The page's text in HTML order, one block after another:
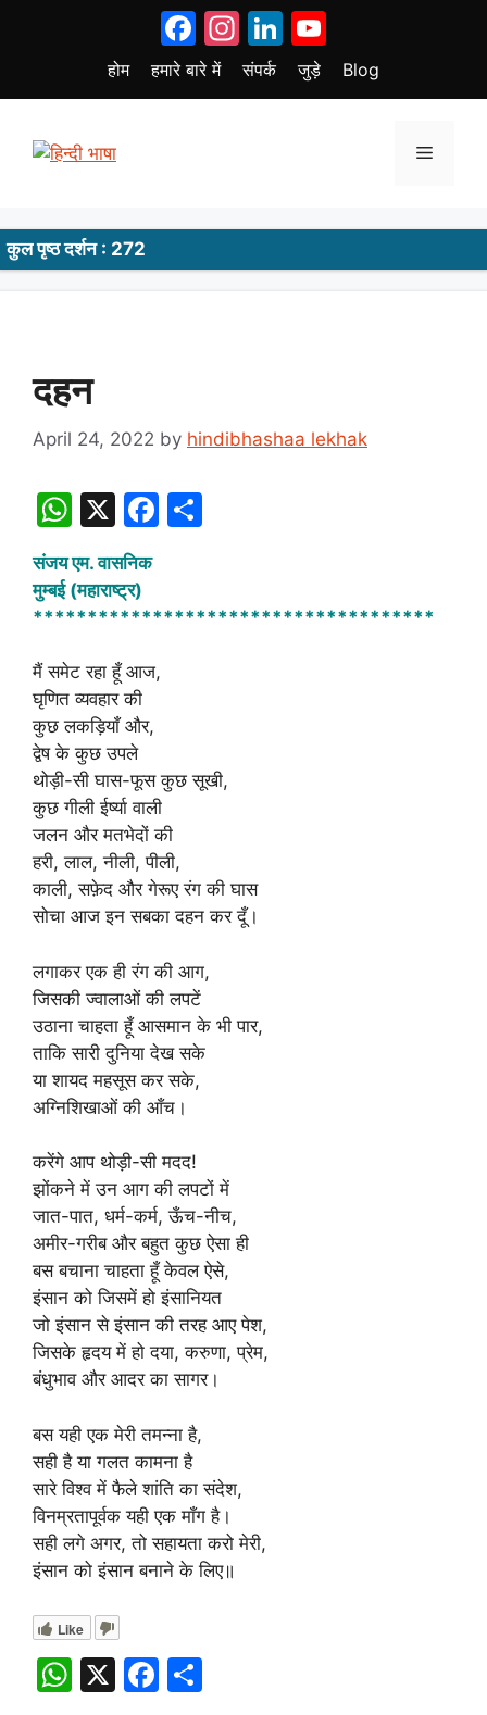
Facebook
Instagram
LinkedIn
होम हमारे बारे में संपर्क जुड़े Blog
Menu
कुल पृष्ठ दर्शन : 272
दहन
April 24, 2022 by hindibhashaa lekhak
W
at
s
p
p
X
F
e
o
e
संजय एम. वासनिक
मुम्बई (महाराष्ट्र)
*************************************
मैं समेट रहा हूँ आज,
घृणित व्यवहार की
कुछ लकड़ियाँ और,
द्वेष के कुछ उपले
थोड़ी-सी घास-फूस कुछ सूखी,
कुछ गीली ईर्ष्या वाली
जलन और मतभेदों की
हरी, लाल, नीली, पीली,
काली, सफ़ेद और गेरूए रंग की घास
सोचा आज इन सबका दहन कर दूँ।
लगाकर एक ही रंग की आग,
जिसकी ज्वालाओं की लपटें
उठाना चाहता हूँ आसमान के भी पार,
ताकि सारी दुनिया देख सके
या शायद महसूस कर सके,
अग्निशिखाओं की आँच।
करेंगे आप थोड़ी-सी मदद!
झोंकने में उन आग की लपटों में
जात-पात, धर्म-कर्म, ऊँच-नीच,
अमीर-गरीब और बहुत कुछ ऐसा ही
बस बचाना चाहता हूँ केवल ऐसे,
इंसान को जिसमें हो इंसानियत
जो इंसान से इंसान की तरह आए पेश,
जिसके हृदय में हो दया, करुणा, प्रेम,
बंधुभाव और आदर का सागर।
बस यही एक मेरी तमन्ना है,
सही है या गलत कामना है
सारे विश्व में फैले शांति का संदेश,
विनम्रतापूर्वक यही एक माँग है।
सही लगे अगर, तो सहायता करो मेरी,
इंसान को इंसान बनाने के लिए॥
Like
W X
F